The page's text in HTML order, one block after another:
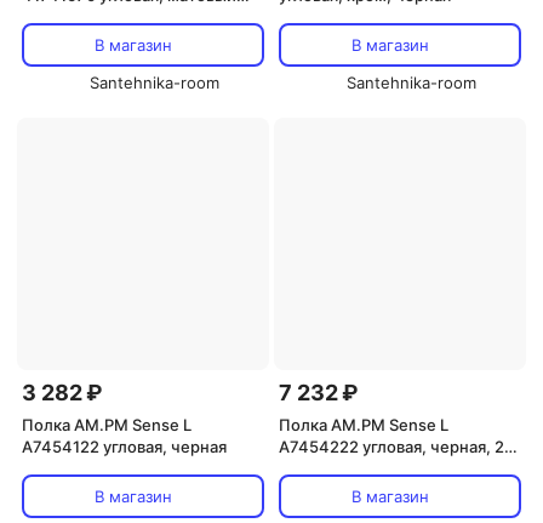
В магазин
Santehnika-room
В магазин
Santehnika-room
3 282 ₽
Полка AM.PM Sense L
A7454122 угловая, черная
В магазин
7 232 ₽
Полка AM.PM Sense L
A7454222 угловая, черная, 2
В магазин